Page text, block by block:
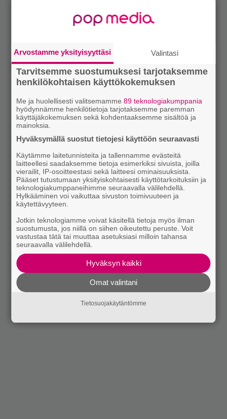
Arvostamme yksityisyyttäsi Valintasi
Tarvitsemme suostumuksesi tarjotaksemme
henkilökohtaisen käyttökokemuksen
Me ja huolellisesti valitsemamme89 teknologiakumppania
hyödynnämme henkilötietoja tarjotaksemme paremman
käyttäjäkokemuksen sekä kohdentaaksemme sisältöä ja
mainoksia.
Hyväksymällä suostut tietojesi käyttöön seuraavasti
Käytämme laitetunnisteita ja tallennamme evästeitä
laitteellesi saadaksemme tietoja esimerkiksi sivuista, joilla
vierailit, IP-osoitteestasi sekä laitteesi ominaisuuksista.
Pääset tutustumaan yksityiskohtaisesti käyttötarkoituksiin ja
teknologiakumppaneihimme seuraavalla välilehdellä.
Hylkääminen voi vaikuttaa sivuston toimivuuteen ja
käytettävyyteen.
Jotkin teknologiamme voivat käsitellä tietoja myös ilman
suostumusta, jos niillä on siihen oikeutettu peruste. Voit
vastustaa tätä tai muuttaa asetuksiasi milloin tahansa
seuraavalla välilehdellä.
Hyväksyn kaikki
Omat valintani
Tietosuojakäytäntömme